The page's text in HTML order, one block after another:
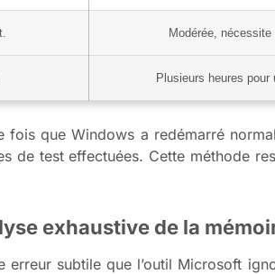
Modérée, nécessite
Plusieurs heures pour
que Windows a redémarré
de test effectuées. Cette méthode
exhaustive de la
erreur subtile que l’outil Microsoft